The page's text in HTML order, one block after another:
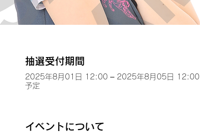
抽選受付期間
2025年8月01日 12:00 – 2025年8月05日 12:00
予定
イベントについて